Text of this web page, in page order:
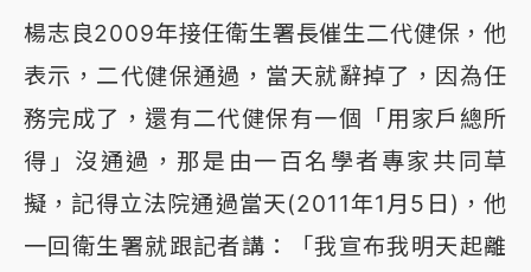
楊志良2009年接任衛生署長催生二代健保，他
表示，二代健保通過，當天就辭掉了，因為任
務完成了，還有二代健保有一個「用家戶總所
得」沒通過，那是由一百名學者專家共同草
擬，記得立法院通過當天(2011年1月5日)，他
一回衛生署就跟記者講：「我宣布我明天起離